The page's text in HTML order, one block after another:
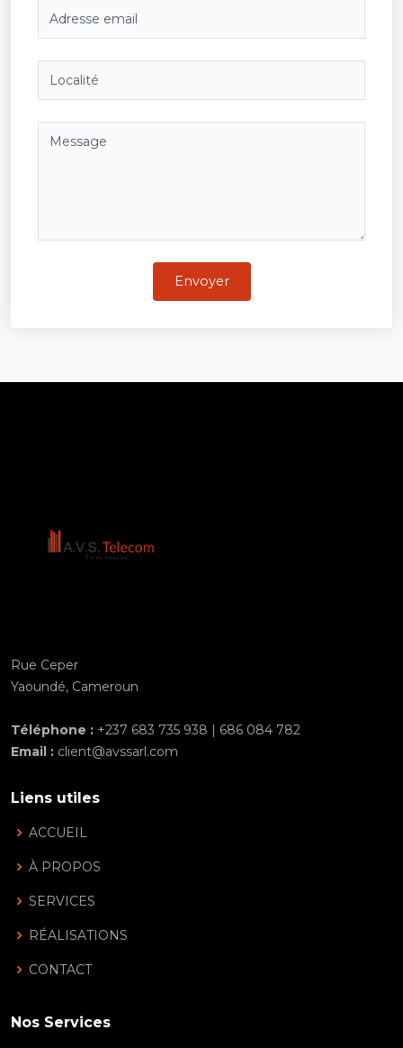
Envoyer
Rue Ceper
Yaoundé, Cameroun
Téléphone : +237 683 735 938 | 686 084 782
Email : client@avssarl.com
Liens utiles
ACCUEIL
À PROPOS
SERVICES
RÉALISATIONS
CONTACT
Nos Services